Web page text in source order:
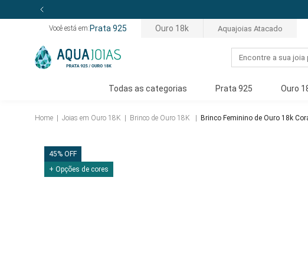
Você está em: Prata 925 Ouro 18k Aquajoias Atacado
Todas as categorias Prata 925 Ouro
Home | Joias em Ouro 18K | Brinco de Ouro 18K | Brinco Feminino de Ouro 18k
45% OFF
+ Opções de cores